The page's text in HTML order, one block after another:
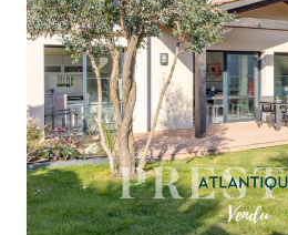
voir le bien